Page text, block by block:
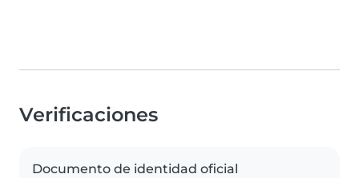
Verificaciones
Documento de identidad oficial